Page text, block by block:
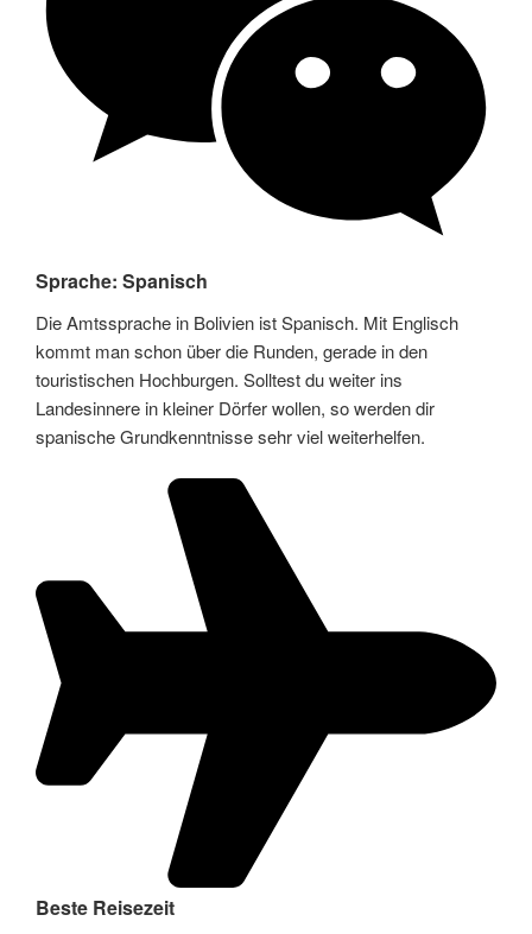
Sprache: Spanisch
Die Amtssprache in Bolivien ist Spanisch. Mit Englisch
kommt man schon über die Runden, gerade in den
touristischen Hochburgen. Solltest du weiter ins
Landesinnere in kleiner Dörfer wollen, so werden dir
spanische Grundkenntnisse sehr viel weiterhelfen.
Beste Reisezeit